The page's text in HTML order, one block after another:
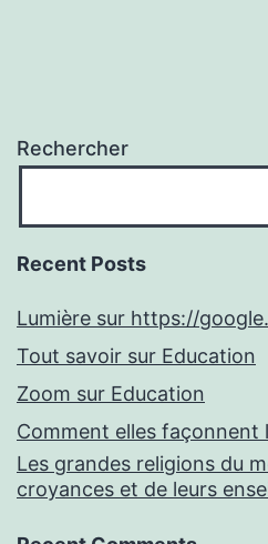
Rechercher
Recent Posts
Lumière sur https://
Tout savoir sur Education
Zoom sur Education
Comment elles façonnent
Les grandes religions du
croyances et de leurs